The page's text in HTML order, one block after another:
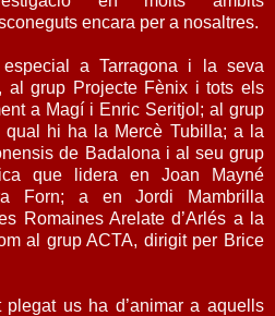
encara per a nosaltres.
a Tarragona i la seva
al grup Projecte Fènix i tots els
a Magí i Enric Seritjol; al grup
hi ha la Mercè Tubilla; a la
de Badalona i al seu grup
que lidera en Joan Mayné
Forn; a en Jordi Mambrilla
Romaines Arelate d’Arlés a la
al grup ACTA, dirigit per Brice
plegat us ha d’animar a aquells